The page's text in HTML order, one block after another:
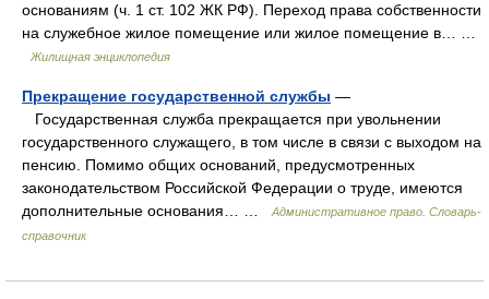
основаниям (ч. 1 ст. 102 ЖК РФ). Переход права собственности
на служебное жилое помещение или жилое помещение в… …
Жилищная энциклопедия
Прекращение государственной службы —
Государственная служба прекращается при увольнении
государственного служащего, в том числе в связи с выходом на
пенсию. Помимо общих оснований, предусмотренных
законодательством Российской Федерации о труде, имеются
дополнительные основания… …
Административное право. Словарь-
справочник